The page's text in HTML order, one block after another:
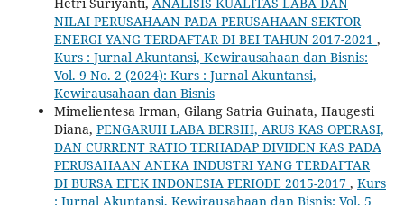
NILAI PERUSAHAAN PADA PERUSAHAAN SEKTOR
ENERGI YANG TERDAFTAR DI BEI TAHUN 2017-2021 ,
Kurs : Jurnal Akuntansi, Kewirausahaan dan Bisnis:
Vol. 9 No. 2 (2024): Kurs : Jurnal Akuntansi,
Kewirausahaan dan Bisnis
Mimelientesa Irman, Gilang Satria Guinata, Haugesti
Diana, PENGARUH LABA BERSIH, ARUS KAS OPERASI,
DAN CURRENT RATIO TERHADAP DIVIDEN KAS PADA
PERUSAHAAN ANEKA INDUSTRI YANG TERDAFTAR
DI BURSA EFEK INDONESIA PERIODE 2015-2017 , Kurs
: Jurnal Akuntansi, Kewirausahaan dan Bisnis: Vol. 5